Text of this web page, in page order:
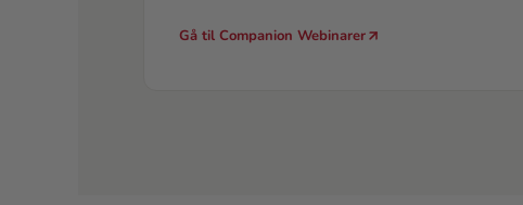
Gå til Companion Webinarer